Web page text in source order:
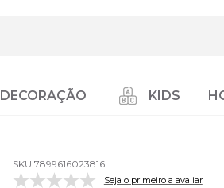
DECORAÇÃO KIDS
SKU 7899616023816
Seja o primeiro a avaliar